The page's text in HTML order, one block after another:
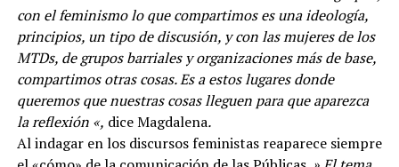
con el feminismo lo que compartimos es una ideología,
principios, un tipo de discusión, y con las mujeres de los
MTDs, de grupos barriales y organizaciones más de base,
compartimos otras cosas. Es a estos lugares donde
queremos que nuestras cosas lleguen para que aparezca
la reflexión «, dice Magdalena.
Al indagar en los discursos feministas reaparece siempre